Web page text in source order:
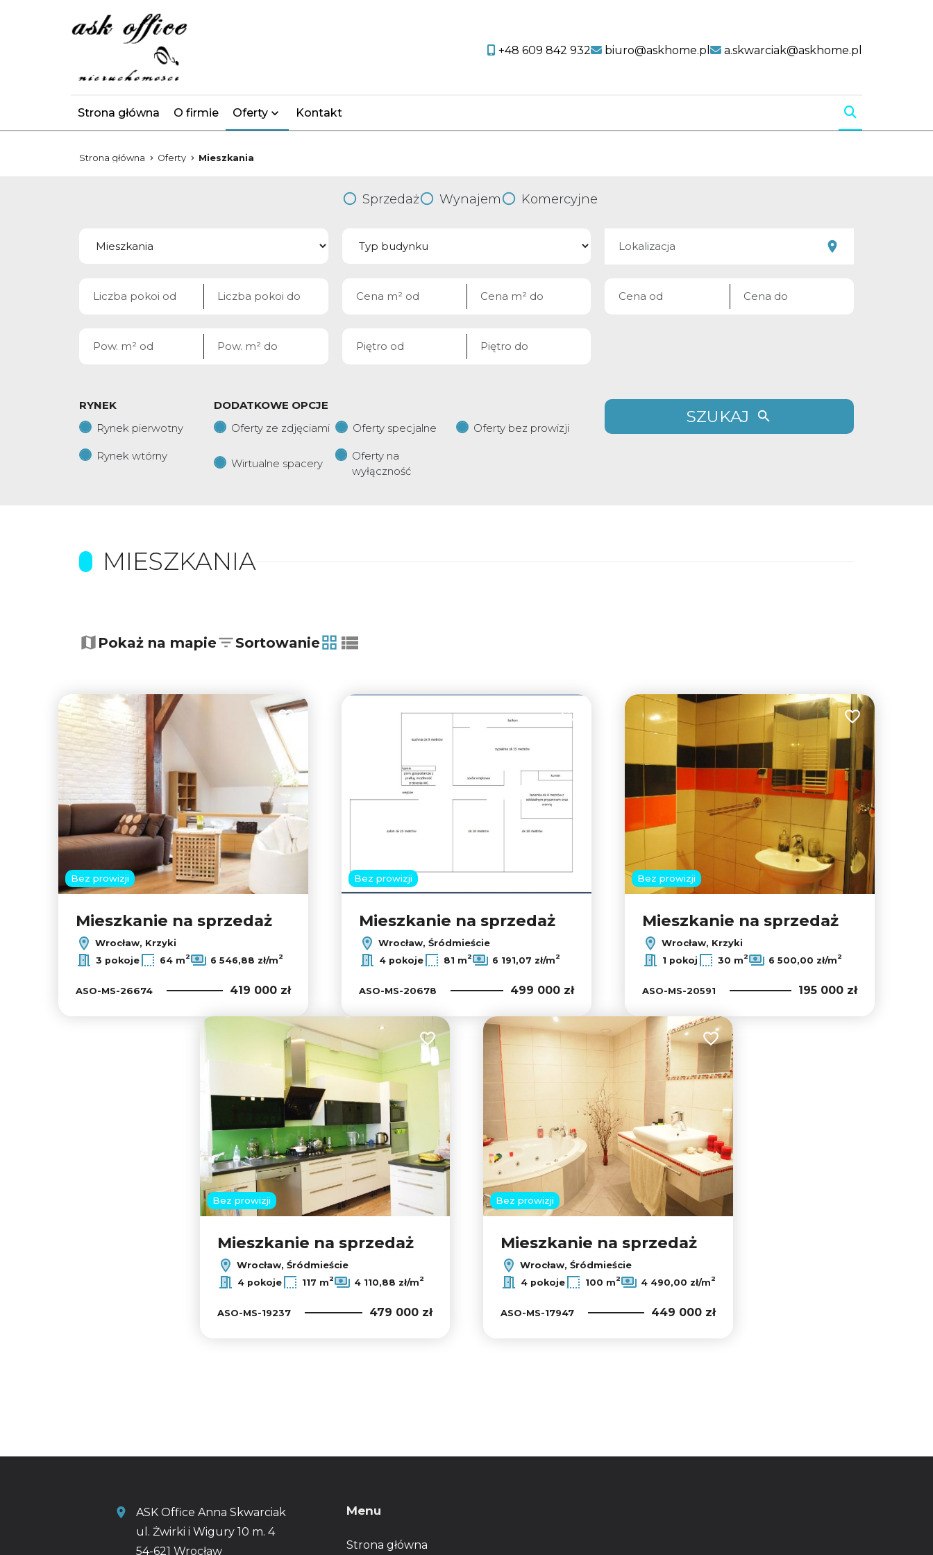
+48 609 842 932 biuro@askhome.pl a.skwarciak@askhome.pl
Strona główna O firmie Oferty Kontakt
Strona główna Oferty Mieszkania
Sprzedaż Wynajem Komercyjne
RYNEK
Rynek pierwotny
Rynek wtórny
DODATKOWE OPCJE
Oferty ze zdjęciami
Oferty specjalne Oferty bez prowizji
Wirtualne spacery
Oferty na
wyłączność
SZUKAJ
MIESZKANIA
−
Leaflet|© OpenMapTiles
Pokaż na mapie Sortowanie
tabela
lista
Bez prowizji
Mieszkanie na sprzedaż
Wrocław, Krzyki
3 pokoje 64 m2 6 546,88 zł/m2
ASO-MS-26674 419 000 zł
Bez prowizji
Dodaj do ulubionych
Mieszkanie na sprzedaż
Wrocław, Śródmieście
4 pokoje 81 m2 6 191,07 zł/m2
ASO-MS-20678 499 000 zł
Bez prowizji
Dodaj do
Mieszkanie na sprzedaż
Wrocław, Krzyki
1 pokoj 30 m2 6 500,00 zł/m2
ASO-MS-20591 195 000 zł
Bez prowizji
Dodaj do ulubionych
Mieszkanie na sprzedaż
Wrocław, Śródmieście
4 pokoje 117 m2 4 110,88 zł/m2
ASO-MS-19237 479 000 zł
Bez prowizji
Dodaj do ulubionych
Mieszkanie na sprzedaż
Wrocław, Śródmieście
4 pokoje 100 m2 4 490,00 zł/m2
ASO-MS-17947 449 000 zł
ASK Office Anna Skwarciak
ul. Żwirki i Wigury 10 m. 4
54-621 Wrocław
Menu
Strona główna